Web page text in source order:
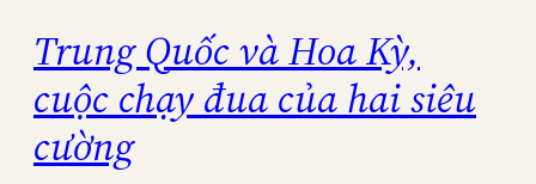
Trung Quốc và Hoa Kỳ,
cuộc chạy đua của hai siêu
cường